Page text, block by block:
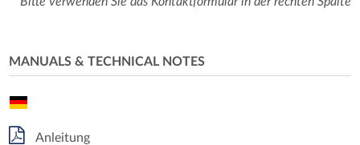
MANUALS & TECHNICAL NOTES
Anleitung